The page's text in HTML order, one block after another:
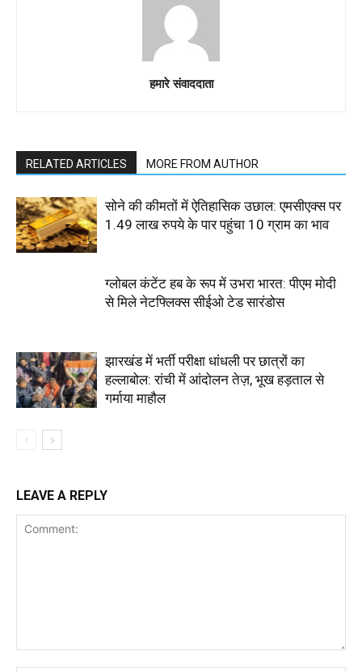
हमारे संवाददाता
RELATED ARTICLES MORE FROM AUTHOR
सोने की कीमतों में ऐतिहासिक उछाल: एमसीएक्स पर
1.49 लाख रुपये के पार पहुंचा 10 ग्राम का भाव
ग्लोबल कंटेंट हब के रूप में उभरा भारत: पीएम मोदी
से मिले नेटफ्लिक्स सीईओ टेड सारंडोस
झारखंड में भर्ती परीक्षा धांधली पर छात्रों का
हल्लाबोल: रांची में आंदोलन तेज़, भूख हड़ताल से
गर्माया माहौल
LEAVE A REPLY